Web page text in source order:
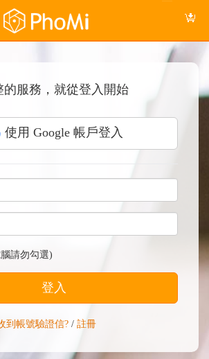
的服務，就從登入開始
使用 Google 帳戶登入
請勿勾選)
到帳號驗證信? / 註冊